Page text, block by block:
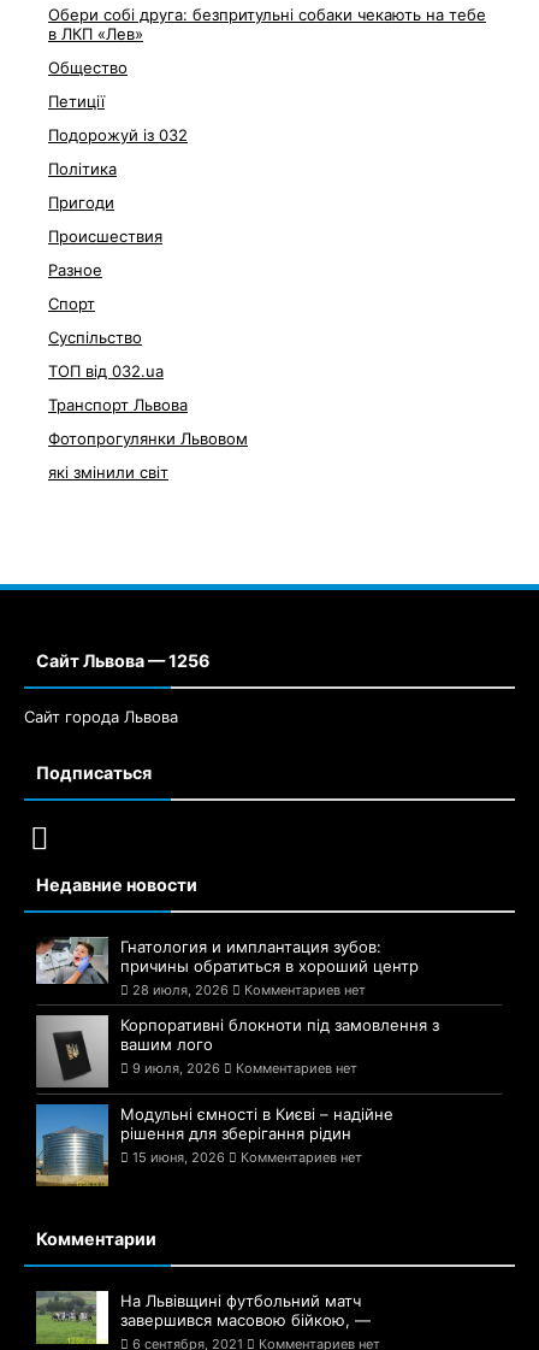
Обери собі друга: безпритульні собаки чекають на тебе
в ЛКП «Лев»
Общество
Петиції
Подорожуй із 032
Політика
Пригоди
Происшествия
Разное
Спорт
Суспільство
ТОП від 032.ua
Транспорт Львова
Фотопрогулянки Львовом
які змінили світ
Сайт Львова — 1256
Сайт города Львова
Подписаться
Недавние новости
Гнатология и имплантация зубов:
причины обратиться в хороший центр
28 июля, 2026 Комментариев нет
Корпоративні блокноти під замовлення з
вашим лого
9 июля, 2026 Комментариев нет
Модульні ємності в Києві – надійне
рішення для зберігання рідин
15 июня, 2026 Комментариев нет
Комментарии
На Львівщині футбольний матч
завершився масовою бійкою, —
6 сентября, 2021 Комментариев нет